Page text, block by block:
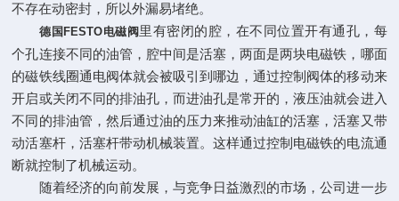
不存在动密封，所以外漏易堵绝。
德国FESTO电磁阀 里有密闭的腔，在不同位置开有通孔，每
个孔连接不同的油管，腔中间是活塞，两面是两块电磁铁，哪面
的磁铁线圈通电阀体就会被吸引到哪边，通过控制阀体的移动来
开启或关闭不同的排油孔，而进油孔是常开的，液压油就会进入
不同的排油管，然后通过油的压力来推动油缸的活塞，活塞又带
动活塞杆，活塞杆带动机械装置。这样通过控制电磁铁的电流通
断就控制了机械运动。
随着经济的向前发展，与竞争日益激烈的市场，公司进一步